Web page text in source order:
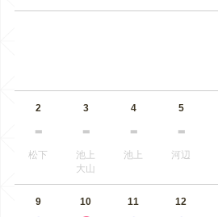
2
松下
3
池上
大山
4
池上
5
河辺
9 10 11 12